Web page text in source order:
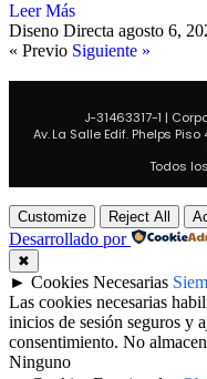
Leer Más
Diseno Directa agosto 6,
« Previo Siguiente »
J-31463317-1 |
Av. La Salle Edif. Phelps
Todos
Customize Reject All
Desarrollado por
✖
► Cookies Necesarias
Las cookies necesarias
inicios de sesión seguros y
consentimiento. No
Ninguno